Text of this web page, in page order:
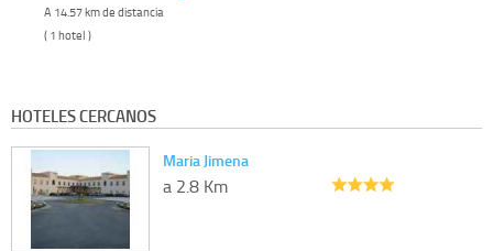
A 14.57 km de distancia
( 1 hotel )
HOTELES CERCANOS
Maria Jimena
a 2.8 Km